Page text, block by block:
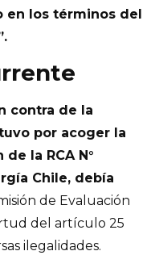
en los términos del
contra de la
por acoger la
la RCA N°
Chile, debía
de Evaluación
del artículo 25
ilegalidades.